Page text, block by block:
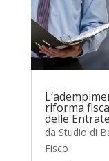
riforma
delle Entrate
da Studio di
Fisco